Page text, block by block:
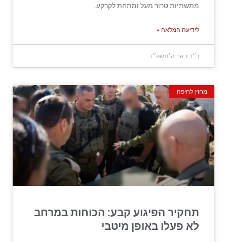
מתשתיות טרור מעל ומתחת לקרקע.
לידיעה המלאה »
כ״ב באב ה׳תשפ״ו
מחוץ לחיפה
תחקיר הפיגוע קבע: הכוחות במרחב
לא פעלו באופן מיטבי